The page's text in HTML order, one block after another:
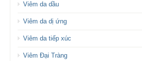
Viêm da dầu
Viêm da dị ứng
Viêm da tiếp xúc
Viêm Đại Tràng